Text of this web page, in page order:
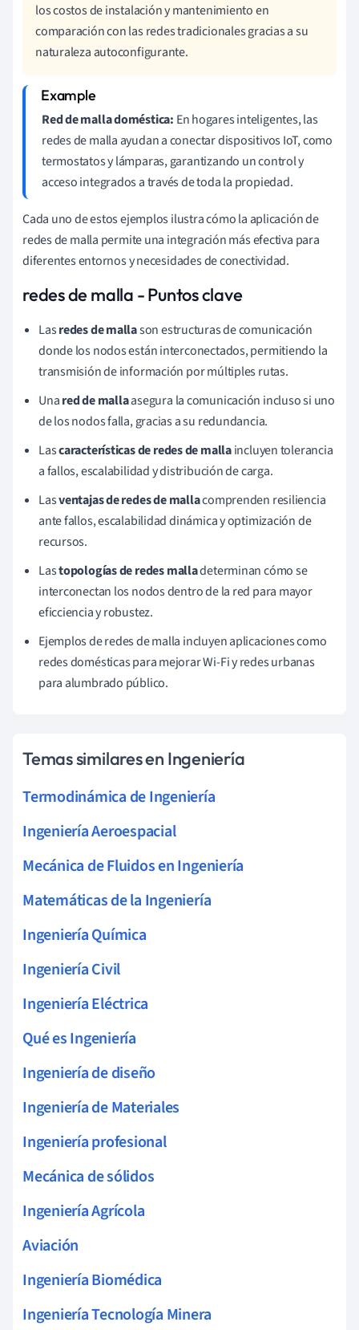
los costos de instalación y mantenimiento en
comparación con las redes tradicionales gracias a su
naturaleza autoconfigurante.
Red de malla doméstica: En hogares inteligentes, las
redes de malla ayudan a conectar dispositivos IoT, como
termostatos y lámparas, garantizando un control y
acceso integrados a través de toda la propiedad.
Cada uno de estos ejemplos ilustra cómo la aplicación de
redes de malla permite una integración más efectiva para
diferentes entornos y necesidades de conectividad.
redes de malla - Puntos clave
Lasredes de mallason estructuras de comunicación
donde los nodos están interconectados, permitiendo la
transmisión de información por múltiples rutas.
Unared de mallaasegura la comunicación incluso si uno
de los nodos falla, gracias a su redundancia.
Lascaracterísticas de redes de mallaincluyen tolerancia
a fallos, escalabilidad y distribución de carga.
Lasventajas de redes de mallacomprenden resiliencia
ante fallos, escalabilidad dinámica y optimización de
recursos.
Lastopologías de redes malladeterminan cómo se
interconectan los nodos dentro de la red para mayor
eficciencia y robustez.
Ejemplos de redes de malla incluyen aplicaciones como
redes domésticas para mejorar Wi-Fi y redes urbanas
para alumbrado público.
Temas similares en Ingeniería
Termodinámica de Ingeniería
Ingeniería Aeroespacial
Mecánica de Fluidos en Ingeniería
Matemáticas de la Ingeniería
Ingeniería Química
Ingeniería Civil
Ingeniería Eléctrica
Qué es Ingeniería
Ingeniería de diseño
Ingeniería de Materiales
Ingeniería profesional
Mecánica de sólidos
Ingeniería Agrícola
Aviación
Ingeniería Biomédica
Ingeniería Tecnología Minera